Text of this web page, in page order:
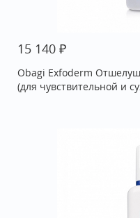
15 140 ₽
Obagi Exfoderm
(для чувствительной и